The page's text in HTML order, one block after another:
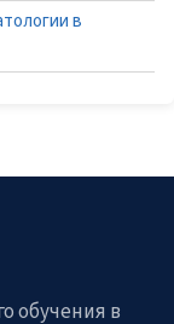
в
обучения в